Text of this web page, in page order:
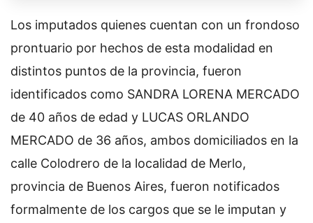
Los imputados quienes cuentan con un frondoso
prontuario por hechos de esta modalidad en
distintos puntos de la provincia, fueron
identificados como SANDRA LORENA MERCADO
de 40 años de edad y LUCAS ORLANDO
MERCADO de 36 años, ambos domiciliados en la
calle Colodrero de la localidad de Merlo,
provincia de Buenos Aires, fueron notificados
formalmente de los cargos que se le imputan y